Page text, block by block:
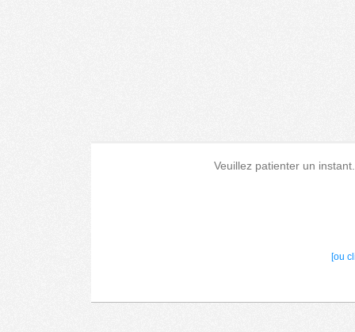
Veuillez patienter un
[ou